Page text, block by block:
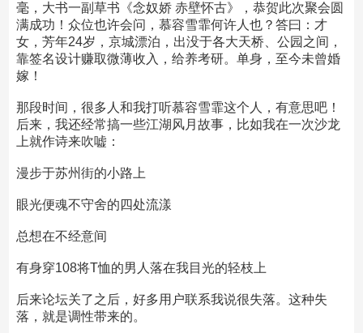
毫，大书一副草书《念奴娇 赤壁怀古》，恭贺此次聚会圆
满成功！众位也许会问，慕容雪霏何许人也？答曰：才
女，芳年24岁，京城漂泊，出没于各大天桥、公园之间，
靠签名设计赚取微薄收入，给养考研。单身，至今未曾婚
嫁！
那段时间，很多人和我打听慕容雪霏这个人，有意思吧！
后来，我还经常搞一些江湖风月故事，比如我在一次沙龙
上就作诗来吹嘘：
漫步于苏州街的小路上
眼光便魂不守舍的四处流漾
总想在不经意间
有身穿108将T恤的男人落在我目光的轻枝上
后来论坛关了之后，好多用户联系我说很失落。这种失
落，就是调性带来的。